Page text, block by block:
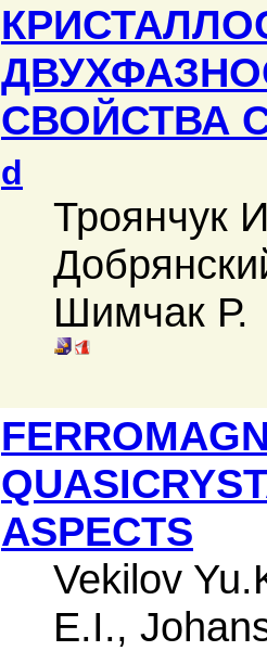
СВОЙСТВА
d
Троянчук
Шимчак Р.
ASPECTS
Vekilov
E.I.,